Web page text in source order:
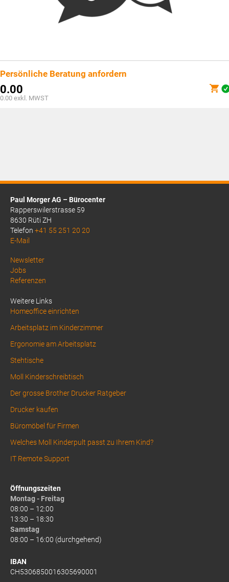
Persönliche Beratung anfordern
0.00
0.00 exkl. MWST
Paul Morger AG – Bürocenter
Rapperswilerstrasse 59
8630 Rüti ZH
Telefon +41 55 251 20 20
E-Mail
Above
Footer
Newsletter
Jobs
Referenzen
Weitere Links
Homeoffice einrichten
Arbeitsplatz im Kinderzimmer
Ergonomie am Arbeitsplatz
Stehtische
Moll Kinderschreibtisch
Der grosse Brother Drucker Ratgeber
Drucker kaufen
Büromöbel für Firmen
Welches Moll Kinderpult passt zu Ihrem Kind?
IT Remote Support
Öffnungszeiten
Montag - Freitag
08:00 – 12:00
13:30 – 18:30
Samstag
08:00 – 16:00 (durchgehend)
IBAN
CH5306850016305690001